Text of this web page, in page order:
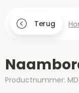
Terug
Productnummer: